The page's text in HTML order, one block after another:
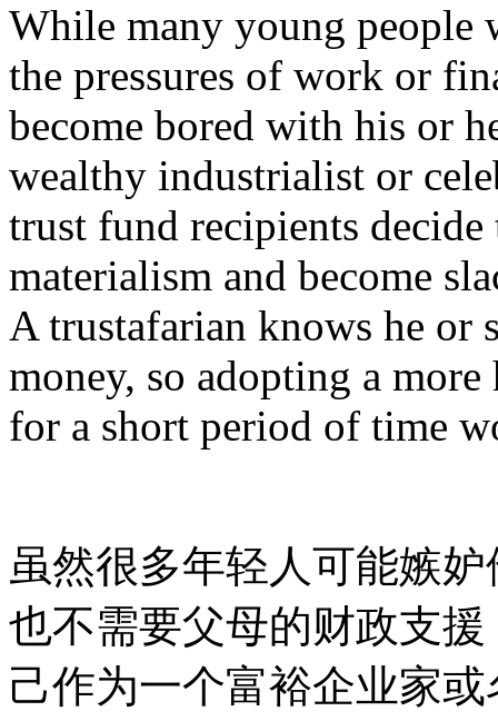
While many young
the pressures of work or
become bored with his or
wealthy industrialist or
trust fund recipients
materialism and become
A trustafarian knows he
money, so adopting a
for a short period of time
虽然很多年轻人可能嫉
也不需要父母的财政支
己作为一个富裕企业家